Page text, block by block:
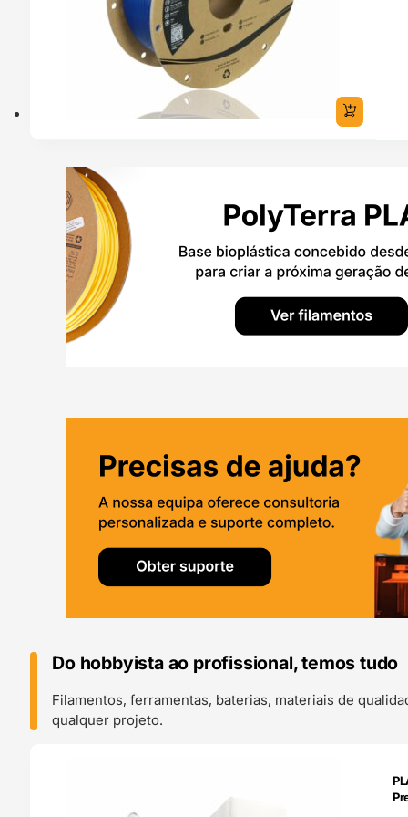
Do hobbyista ao profissional, temos tudo
Filamentos, ferramentas, baterias, materiais de
qualquer projeto.